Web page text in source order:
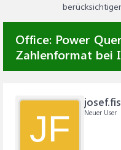
Office: Power
Zahlenformat bei
JF
Neuer User